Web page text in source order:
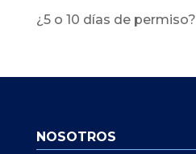
¿5 o 10 días de permiso?
NOSOTROS